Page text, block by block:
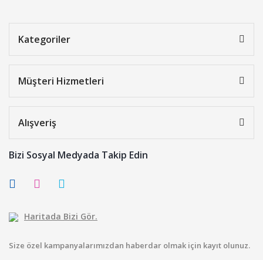
Kategoriler
Müşteri Hizmetleri
Alışveriş
Bizi Sosyal Medyada Takip Edin
Haritada Bizi Gör.
Size özel kampanyalarımızdan haberdar olmak için kayıt olunuz.